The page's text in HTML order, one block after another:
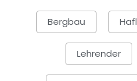
Bergbau
Lehrender